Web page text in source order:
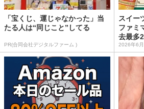
「宝くじ、運じゃなかった」当
たる人は“同じこと”してる
PR(合同会社デジタルファーム )
スイー
ファミ
去最多
2026年6月